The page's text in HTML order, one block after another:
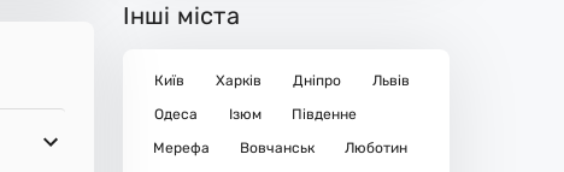
Інші міста
Київ Харків Дніпро
Львів
Одеса
Ізюм
Південне
Мерефа
Вовчанськ
Люботин